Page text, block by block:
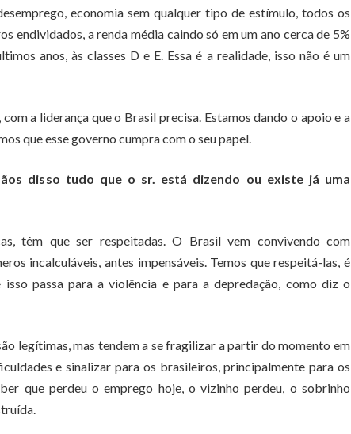
economia sem qualquer tipo de estímulo, todos os
endividados, a renda média caindo só em um ano cerca de 5%
anos, às classes D e E. Essa é a realidade, isso não é um
a liderança que o Brasil precisa. Estamos dando o apoio e a
que esse governo cumpra com o seu papel.
disso tudo que o sr. está dizendo ou existe já uma
têm que ser respeitadas. O Brasil vem convivendo com
incalculáveis, antes impensáveis. Temos que respeitá-las, é
passa para a violência e para a depredação, como diz o
legítimas, mas tendem a se fragilizar a partir do momento em
e sinalizar para os brasileiros, principalmente para os
que perdeu o emprego hoje, o vizinho perdeu, o sobrinho